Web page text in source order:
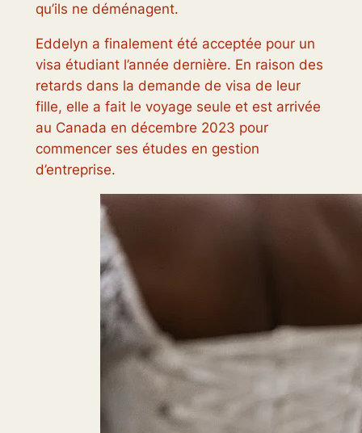
qu’ils ne déménagent.
Eddelyn a finalement été acceptée pour un
visa étudiant l’année dernière. En raison des
retards dans la demande de visa de leur
fille, elle a fait le voyage seule et est arrivée
au Canada en décembre 2023 pour
commencer ses études en gestion
d’entreprise.